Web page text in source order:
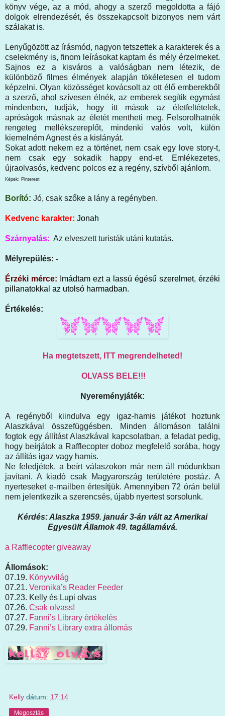
könyv vége, az a mód, ahogy a szerző megoldotta a fájó
dolgok elrendezését, és összekapcsolt bizonyos nem várt
szálakat is.
Lenyűgözött az írásmód, nagyon tetszettek a karakterek és a
cselekmény is, finom leírásokat kaptam és mély érzelmeket.
Sajnos ez a kisváros a valóságban nem létezik, de
különböző filmes élmények alapján tökéletesen el tudom
képzelni. Olyan közösséget kovácsolt az ott élő emberekből
a szerző, ahol szívesen élnék, az emberek segítik egymást
mindenben, tudják, hogy itt mások az életfeltételek,
apróságok másnak az életét mentheti meg. Felsorolhatnék
rengeteg mellékszereplőt, mindenki valós volt, külön
kiemelném Agnest és a kislányát.
Sokat adott nekem ez a történet, nem csak egy love story-t,
nem csak egy sokadik happy end-et. Emlékezetes,
újraolvasós, kedvenc polcos ez a regény, szívből ajánlom.
Képek: Pinterest
Borító: Jó, csak szőke a lány a regényben.
Kedvenc karakter: Jonah
Szárnyalás: Az elveszett turisták utáni kutatás.
Mélyrepülés: -
Érzéki mérce: Imádtam ezt a lassú égésű szerelmet, érzéki
pillanatokkal az utolsó harmadban.
Értékelés:
Ha megtetszett, ITT megrendelheted!
OLVASS BELE!!!
Nyereményjáték:
A regényből kiindulva egy igaz-hamis játékot hoztunk
Alaszkával összefüggésben. Minden állomáson találni
fogtok egy állítást Alaszkával kapcsolatban, a feladat pedig,
hogy beírjátok a Rafflecopter doboz megfelelő sorába, hogy
az állítás igaz vagy hamis.
Ne feledjétek, a beírt válaszokon már nem áll módunkban
javítani. A kiadó csak Magyarország területére postáz. A
nyerteseket e-mailben értesítjük. Amennyiben 72 órán belül
nem jelentkezik a szerencsés, újabb nyertest sorsolunk.
Kérdés: Alaszka 1959. január 3-án vált az Amerikai
Egyesült Államok 49. tagállamává.
a Rafflecopter giveaway
Állomások:
07.19. Könyvvilág
07.21. Veronika’s Reader Feeder
07.23. Kelly és Lupi olvas
07.26. Csak olvass!
07.27. Fanni’s Library értékelés
07.29. Fanni’s Library extra állomás
Kelly dátum: 17:14
Megosztás